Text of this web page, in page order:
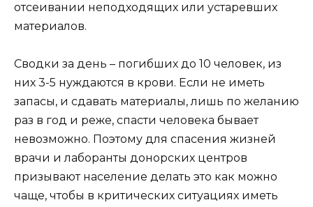
отсеивании неподходящих или устаревших
материалов.
Сводки за день – погибших до 10 человек, из
них 3-5 нуждаются в крови. Если не иметь
запасы, и сдавать материалы, лишь по желанию
раз в год и реже, спасти человека бывает
невозможно. Поэтому для спасения жизней
врачи и лаборанты донорских центров
призывают население делать это как можно
чаще, чтобы в критических ситуациях иметь